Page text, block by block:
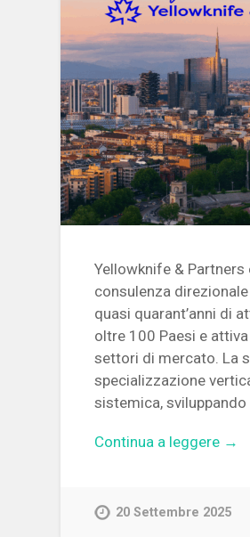
Yellowknife & Partners
consulenza
quasi quarant’anni di
oltre 100 Paesi e
settori di mercato. La
specializzazione
sistemica, sviluppando
Continua a leggere →
20 Settembre 2025